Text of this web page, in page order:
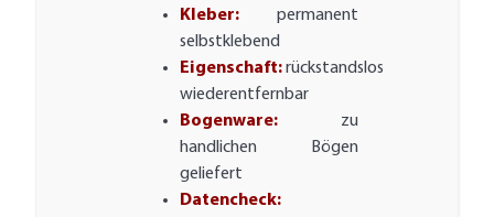
Kleber:permanent
selbstklebend
Eigenschaft:rückstandslos
wiederentfernbar
Bogenware:zu
handlichen Bögen
geliefert
Datencheck: